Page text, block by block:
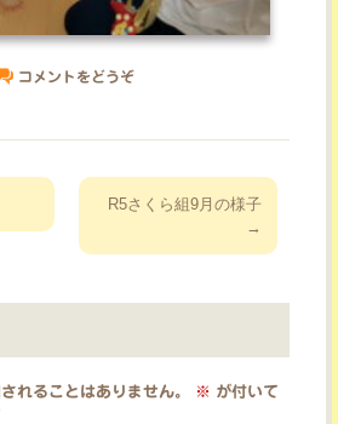
コメントをどうぞ
R5さくら組9月の様子
→
れることはありません。 ※ が付いて